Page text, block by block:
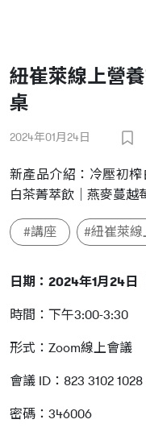
紐崔萊線上營
桌
2024年01月24日
新產品介紹：冷壓初
白茶菁萃飲｜燕麥蔓越
#講座 #紐崔萊
日期：2024年1月24日
時間：下午3:00-3:30
形式：Zoom線上會議
會議 ID：823 3102 1028
密碼：346006